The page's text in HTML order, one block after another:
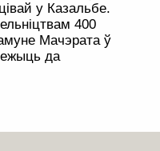
у Казальбе.
400
Мачэрата ў
да